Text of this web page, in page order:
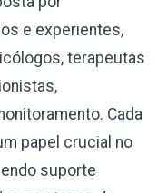
e experientes,
terapeutas
Cada
papel crucial no
suporte